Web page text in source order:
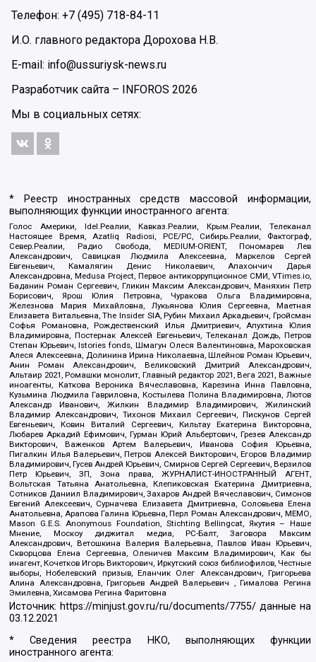
Телефон: +7 (495) 718-84-11
И.О. главного редактора Дорохова Н.В.
E-mail: info@ussuriysk-news.ru
Разработчик сайта –
INFOROS 2026
Мы в социальных сетях:
* Реестр иностранных средств массовой информации,
выполняющих функции иностранного агента:
Голос Америки, Idel.Реалии, Кавказ.Реалии, Крым.Реалии, Телеканал
Настоящее Время, Azatliq Radiosi, PCE/PC, Сибирь.Реалии, Фактограф,
Север.Реалии, Радио Свобода, MEDIUM-ORIENT, Пономарев Лев
Александрович, Савицкая Людмила Алексеевна, Маркелов Сергей
Евгеньевич, Камалягин Денис Николаевич, Апахончич Дарья
Александровна, Medusa Project, Первое антикоррупционное СМИ, VTimes.io,
Баданин Роман Сергеевич, Гликин Максим Александрович, Маняхин Петр
Борисович, Ярош Юлия Петровна, Чуракова Ольга Владимировна,
Железнова Мария Михайловна, Лукьянова Юлия Сергеевна, Маетная
Елизавета Витальевна, The Insider SIA, Рубин Михаил Аркадьевич, Гройсман
Софья Романовна, Рождественский Илья Дмитриевич, Апухтина Юлия
Владимировна, Постернак Алексей Евгеньевич, Телеканал Дождь, Петров
Степан Юрьевич, Istories fonds, Шмагун Олеся Валентиновна, Мароховская
Алеся Алексеевна, Долинина Ирина Николаевна, Шлейнов Роман Юрьевич,
Анин Роман Александрович, Великовский Дмитрий Александрович,
Альтаир 2021, Ромашки монолит, Главный редактор 2021, Вега 2021, Важные
иноагенты, Каткова Вероника Вячеславовна, Карезина Инна Павловна,
Кузьмина Людмила Гавриловна, Костылева Полина Владимировна, Лютов
Александр Иванович, Жилкин Владимир Владимирович, Жилинский
Владимир Александрович, Тихонов Михаил Сергеевич, Пискунов Сергей
Евгеньевич, Ковин Виталий Сергеевич, Кильтау Екатерина Викторовна,
Любарев Аркадий Ефимович, Гурман Юрий Альбертович, Грезев Александр
Викторович, Важенков Артем Валерьевич, Иванова София Юрьевна,
Пигалкин Илья Валерьевич, Петров Алексей Викторович, Егоров Владимир
Владимирович, Гусев Андрей Юрьевич, Смирнов Сергей Сергеевич, Верзилов
Петр Юрьевич, ЗП, Зона права, ЖУРНАЛИСТ-ИНОСТРАННЫЙ АГЕНТ,
Вольтская Татьяна Анатольевна, Клепиковская Екатерина Дмитриевна,
Сотников Даниил Владимирович, Захаров Андрей Вячеславович, Симонов
Евгений Алексеевич, Сурначева Елизавета Дмитриевна, Соловьева Елена
Анатольевна, Арапова Галина Юрьевна, Перл Роман Александрович, МЕМО,
Mason G.E.S. Anonymous Foundation, Stichting Bellingcat, Якутия – Наше
Мнение, Москоу диджитал медиа, РС-Балт, Заговора Максим
Александрович, Ветошкина Валерия Валерьевна, Павлов Иван Юрьевич,
Скворцова Елена Сергеевна, Оленичев Максим Владимирович, Как бы
инагент, Кочетков Игорь Викторович, Иркутский союз библиофилов, Честные
выборы, Нобелевский призыв, Еланчик Олег Александрович, Григорьева
Алина Александровна, Григорьев Андрей Валерьевич , Гималова Регина
Эмилевна, Хисамова Регина Фаритовна
Источник: https://minjust.gov.ru/ru/documents/7755/ данные на
03.12.2021
* Сведения реестра НКО, выполняющих функции
иностранного агента: